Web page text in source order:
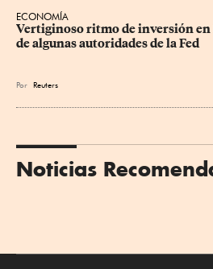
ECONOMÍA
Vertiginoso ritmo de inversión en
de algunas autoridades de la Fed
Por Reuters
Noticias